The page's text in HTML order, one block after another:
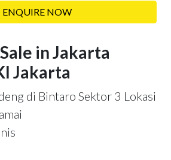
ENQUIRE NOW
in Jakarta
Jakarta
di Bintaro Sektor 3 Lokasi